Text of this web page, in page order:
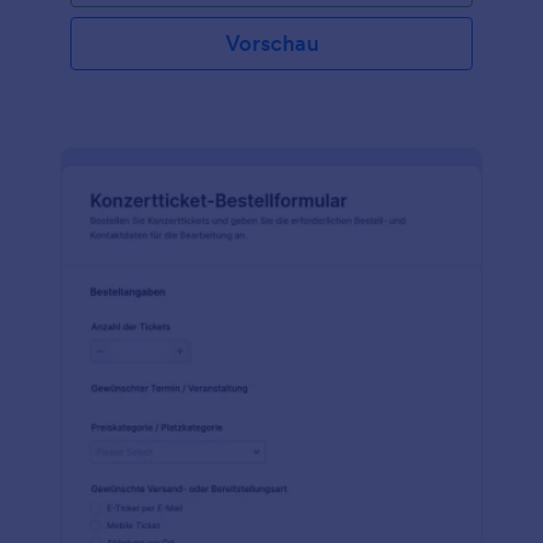
Vorschau